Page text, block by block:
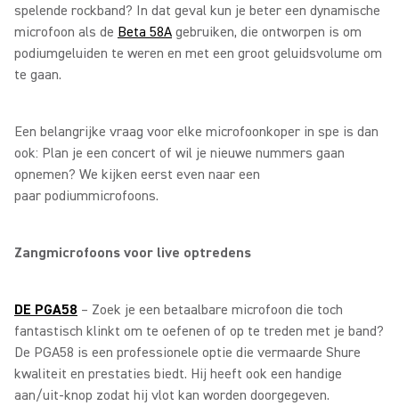
spelende rockband? In dat geval kun je beter een dynamische
microfoon als de Beta 58A gebruiken, die ontworpen is om
podiumgeluiden te weren en met een groot geluidsvolume om
te gaan.
Een belangrijke vraag voor elke microfoonkoper in spe is dan
ook: Plan je een concert of wil je nieuwe nummers gaan
opnemen? We kijken eerst even naar een
paar podiummicrofoons.
Zangmicrofoons voor live optredens
DE PGA58 – Zoek je een betaalbare microfoon die toch
fantastisch klinkt om te oefenen of op te treden met je band?
De PGA58 is een professionele optie die vermaarde Shure
kwaliteit en prestaties biedt. Hij heeft ook een handige
aan/uit-knop zodat hij vlot kan worden doorgegeven.